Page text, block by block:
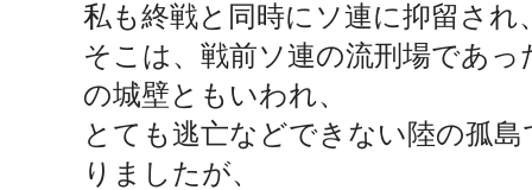
私も終戦と同時にソ連に抑留さ
そこは、戦前ソ連の流刑 場であっ
の城壁ともいわれ、
とても逃亡などできない陸の孤
りましたが、